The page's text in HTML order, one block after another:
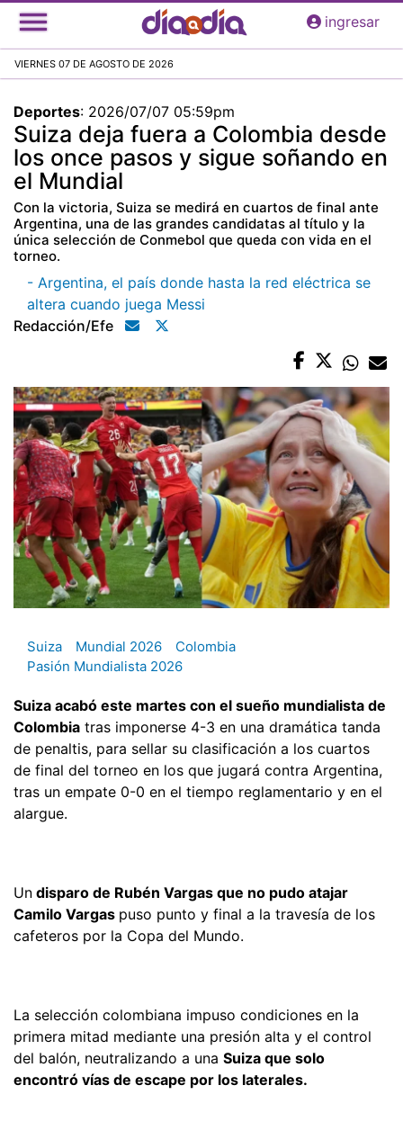
Pasar
al
principal
ingresar
VIERNES 07 DE AGOSTO DE 2026
Deportes: 2026/07/07 05:59pm
Suiza deja fuera a Colombia desde
los once pasos y sigue soñando en
el Mundial
Con la victoria, Suiza se medirá en cuartos de final ante
Argentina, una de las grandes candidatas al título y la
única selección de Conmebol que queda con vida en el
torneo.
- Argentina, el país donde hasta la red eléctrica se
altera cuando juega Messi
Redacción/efe
Suiza Mundial 2026
Colombia
Pasión Mundialista 2026
Suiza acabó este martes con el sueño mundialista de
Colombia tras imponerse 4-3 en una dramática tanda
de penaltis, para sellar su clasificación a los cuartos
de final del torneo en los que jugará contra Argentina,
tras un empate 0-0 en el tiempo reglamentario y en el
alargue.
Un disparo de Rubén Vargas que no pudo atajar
Camilo Vargas puso punto y final a la travesía de los
cafeteros por la Copa del Mundo.
La selección colombiana impuso condiciones en la
primera mitad mediante una presión alta y el control
del balón, neutralizando a una Suiza que solo
encontró vías de escape por los laterales.